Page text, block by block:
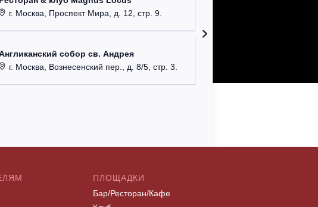
г. Москва, Проспект Мира, д. 12, стр. 9.
собор св. Андрея
г. Москва, Вознесенский пер., д. 8/5, стр. 3.
ПЛОЩАДКИ
Бар/Ресторан/Кафе